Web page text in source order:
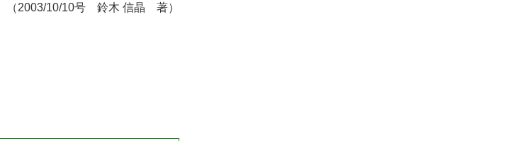
（2003/10/10号 鈴木 信晶 著）